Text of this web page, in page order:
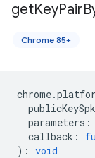
getKeyPair
Chrome 85+
chrome.
parameters :
callback :
) : void